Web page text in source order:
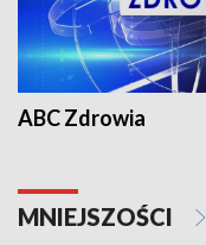
ABC Zdrowia
MNIEJSZOŚCI